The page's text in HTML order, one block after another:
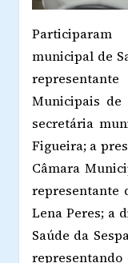
municipal de
Municipais de
secretária
Figueira; a
Câmara
representante
Lena Peres; a
Saúde da
representando